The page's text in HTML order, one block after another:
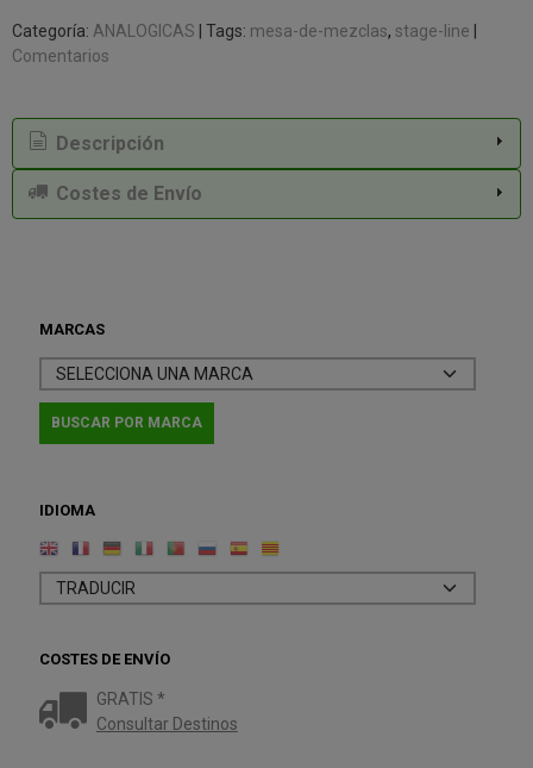
MARCAS
IDIOMA
COSTES DE ENVÍO
GRATIS *
Consultar Destinos
Categoría: ANALOGICAS Tags: mesa-de-mezclas stage-line
Comentarios
Descripción
Costes de Envío